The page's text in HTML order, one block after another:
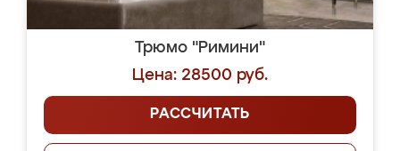
Трюмо "Римини"
Цена: 28500 руб.
РАССЧИТАТЬ